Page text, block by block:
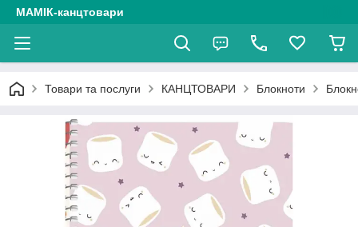
МАМІК-канцтовари
Товари та послуги КАНЦТОВАРИ Блокноти